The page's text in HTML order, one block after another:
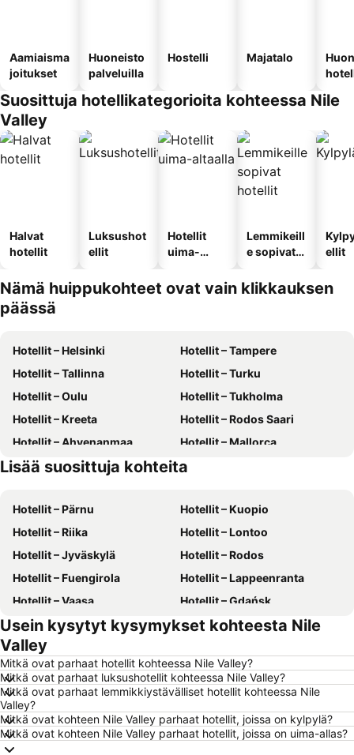
Aamiaisma
joitukset
Huoneisto
palveluilla
Hostelli Majatalo
Suosittuja hotellikategorioita kohteessa Nile
Valley
Halvat
hotellit
Luksushot
ellit
Hotellit
uima-
Lemmikeill
e sopivat
ellit
Nämä huippukohteet ovat vain klikkauksen
päässä
Hotellit – Helsinki
Hotellit – Tampere
Hotellit – Tallinna
Hotellit – Turku
Hotellit – Oulu
Hotellit – Tukholma
Hotellit – Kreeta
Hotellit – Rodos Saari
Hotellit – Ahvenanmaa
Hotellit – Mallorca
Hotellit – Gran Canaria
Hotellit – Phuket
Lisää suosittuja kohteita
Hotellit – Pärnu
Hotellit – Kuopio
Hotellit – Riika
Hotellit – Lontoo
Hotellit – Jyväskylä
Hotellit – Rodos
Hotellit – Fuengirola
Hotellit – Lappeenranta
Hotellit – Vaasa
Hotellit – Gdańsk
Hotellit – Rovaniemi
Hotellit – Alanya
Hotellit – Savonlinna
Hotellit – Vantaa
Hotellit – Pariisi
Hotellit – Rooma
Hotellit – Berliini
Hotellit – Kalajoki
Hotellit – Suomi
Hotellit – Malta
Hotellit – Teneriffa
Usein kysytyt kysymykset kohteesta Nile
Valley
Mitkä ovat parhaat hotellit kohteessa Nile Valley?
Mitkä ovat parhaat luksushotellit kohteessa Nile Valley?
Mitkä ovat parhaat lemmikkiystävälliset hotellit kohteessa Nile
Valley?
Mitkä ovat kohteen Nile Valley parhaat hotellit, joissa on kylpylä?
Mitkä ovat kohteen Nile Valley parhaat hotellit, joissa on uima-allas?